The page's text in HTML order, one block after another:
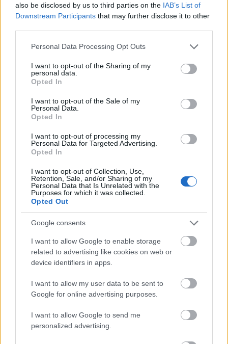
also be disclosed by us to third parties on the IAB’s List of
Downstream Participants that may further disclose it to other
Please note that this website/app uses one or more Google
not limited to your visit or usage behaviour. You may click to
grant or deny consent to Google and its third-party tags to
use your data for below specified purposes in below Google
consent section.
Personal Data Processing Opt Outs
I want to opt-out of the Sharing of my
personal data.
Opted In
I want to opt-out of the Sale of my
Personal Data.
Opted In
I want to opt-out of processing my
Personal Data for Targeted Advertising.
Opted In
I want to opt-out of Collection, Use,
Retention, Sale, and/or Sharing of my
Personal Data that Is Unrelated with the
Purposes for which it was collected.
Opted Out
Google consents
I want to allow Google to enable storage
related to advertising like cookies on web or
device identifiers in apps.
I want to allow my user data to be sent to
Google for online advertising purposes.
I want to allow Google to send me
personalized advertising.
Az egész egyébként onnan indult, hogy Billie
apukája rózsaszín-fehérnek látta a cipőt, amitől az
győződve róla, hogy mentazöld-fehér. Így hát
Írd meg kommentben, hogy te fehér és rózsaszín,
vagy fehér és mentazöld színeket látsz-e.
Megosztás
Küldés
Messengeren
Itt állíthatod be, hogy a Google
keresőben könnyebben megtaláld a